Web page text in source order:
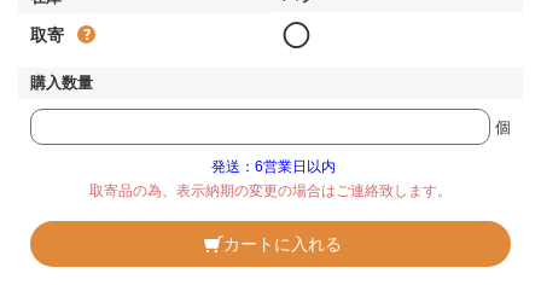
取寄 ◯
個
発送：6営業日以内
取寄品の為、表示納期の変更の場合はご連絡致します。
カートに入れる